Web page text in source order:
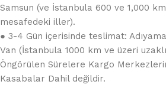
Samsun (ve İstanbula 600 ve 1,000
mesafedeki iller).
● 3-4 Gün içerisinde teslimat:
Van (İstanbula 1000 km ve üzeri
Öngörülen Sürelere Kargo
Kasabalar Dahil değildir.